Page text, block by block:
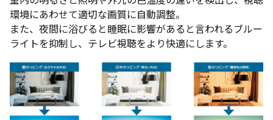
環境にあわせて適切な画質に自動調整。
また、夜間に浴びると睡眠に影響があると言われるブルー
ライトを抑制し、テレビ視聴をより快適にします。